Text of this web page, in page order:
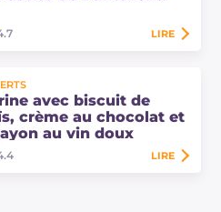
sont de
et aromatiques
gâteaux frits recouverts de
glace, très…
LIRE
avec biscuit de
crème au chocolat et
au vin doux
LIRE